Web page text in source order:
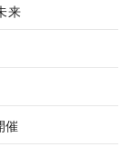
来
催